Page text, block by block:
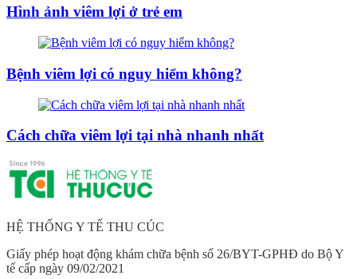
Hình ảnh viêm lợi ở trẻ em
Bệnh viêm lợi có nguy hiểm không?
Cách chữa viêm lợi tại nhà nhanh nhất
HỆ THỐNG Y TẾ THU CÚC
Giấy phép hoạt động khám chữa bệnh số 26/BYT-GPHĐ do Bộ Y
tế cấp ngày 09/02/2021